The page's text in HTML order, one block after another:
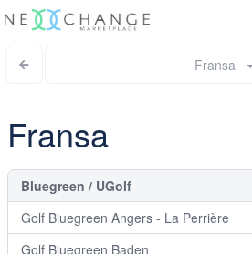
Fransa
Fransa
Bluegreen / UGolf
Golf Bluegreen Angers - La Perrière
Golf Bluegreen Baden